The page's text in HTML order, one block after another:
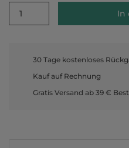
1 In
30 Tage kostenloses
Kauf auf Rechnung
Gratis Versand ab 39 €